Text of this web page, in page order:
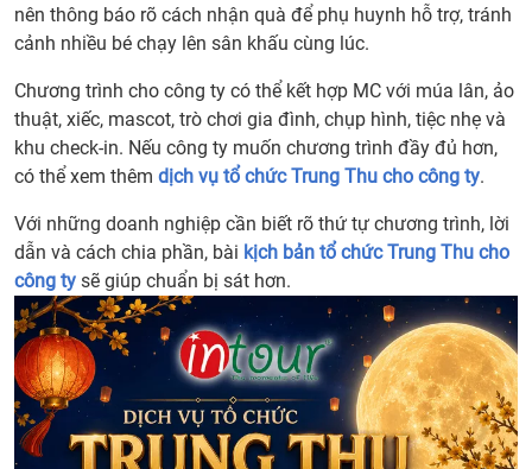
nên thông báo rõ cách nhận quà để phụ huynh hỗ trợ, tránh
cảnh nhiều bé chạy lên sân khấu cùng lúc.
Chương trình cho công ty có thể kết hợp MC với múa lân, ảo
thuật, xiếc, mascot, trò chơi gia đình, chụp hình, tiệc nhẹ và
khu check-in. Nếu công ty muốn chương trình đầy đủ hơn,
có thể xem thêm dịch vụ tổ chức Trung Thu cho công ty.
Với những doanh nghiệp cần biết rõ thứ tự chương trình, lời
dẫn và cách chia phần, bài kịch bản tổ chức Trung Thu cho
công ty sẽ giúp chuẩn bị sát hơn.